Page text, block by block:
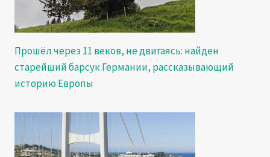
Прошёл через 11 веков, не двигаясь: найден
старейший барсук Германии, рассказывающий
историю Европы